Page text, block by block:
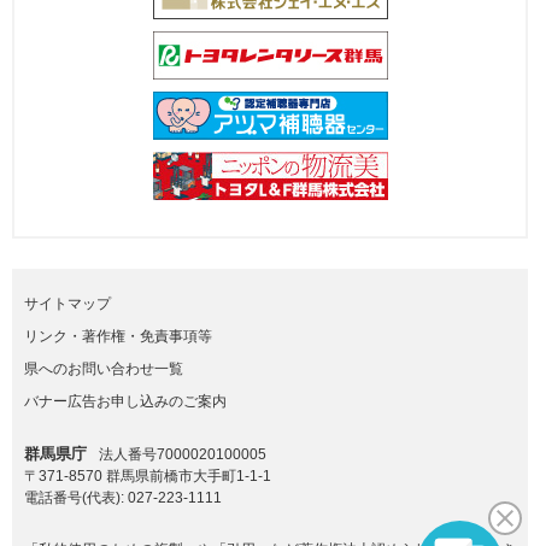
サイトマップ
リンク・著作権・免責事項等
県へのお問い合わせ一覧
バナー広告お申し込みのご案内
群馬県庁
法人番号7000020100005
〒371-8570 群馬県前橋市大手町1-1-1
電話番号(代表): 027-223-1111